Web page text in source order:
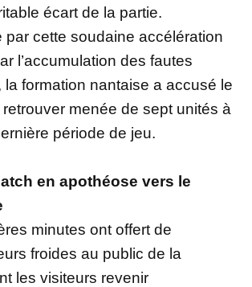
écart de la partie.
par cette soudaine accélération
l’accumulation des fautes
la formation nantaise a accusé le
menée de sept unités à
période de jeu.
en apothéose vers le
minutes ont offert de
froides au public de la
les visiteurs revenir